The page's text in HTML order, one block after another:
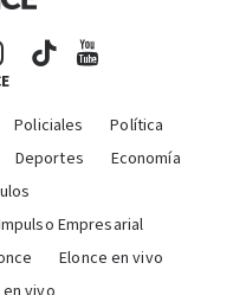
Policiales
Política
Deportes
Economía
Empresarial
Elonce en vivo